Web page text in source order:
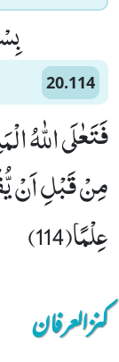
20.114
فَتَعٰلَى اللّٰهُ
مِنْ قَبْلِ اَنْ
عِلْمًا(114)
کنزالعرفان